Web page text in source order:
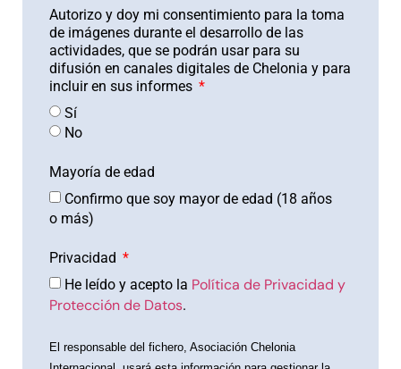
Autorizo y doy mi consentimiento para la toma
de imágenes durante el desarrollo de las
actividades, que se podrán usar para su
difusión en canales digitales de Chelonia y para
incluir en sus informes
Sí
No
Mayoría de edad
Confirmo que soy mayor de edad (18 años
o más)
Privacidad
He leído y acepto la Política de Privacidad y
Protección de Datos.
El responsable del fichero, Asociación Chelonia